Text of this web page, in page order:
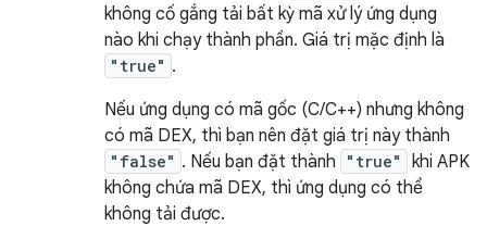
không cố gắng tải bất kỳ mã xử lý ứng dụng
nào khi chạy thành phần. Giá trị mặc định là
"true" .
Nếu ứng dụng có mã gốc (C/C++) nhưng không
có mã DEX, thì bạn nên đặt giá trị này thành
"false" . Nếu bạn đặt thành "true"
khi APK
không chứa mã DEX, thì ứng dụng có thể
không tải được.